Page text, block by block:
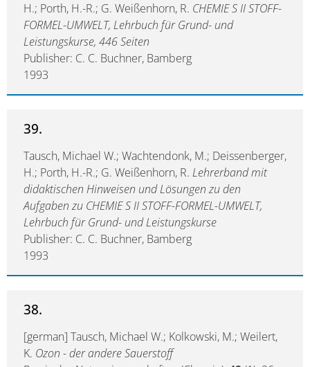
H.; Porth, H.-R.; G. Weißenhorn, R. CHEMIE S II STOFF-
FORMEL-UMWELT, Lehrbuch für Grund- und
Leistungskurse, 446 Seiten
Publisher: C. C. Buchner, Bamberg
1993
39.
Tausch, Michael W.; Wachtendonk, M.; Deissenberger,
H.; Porth, H.-R.; G. Weißenhorn, R. Lehrerband mit
didaktischen Hinweisen und Lösungen zu den
Aufgaben zu CHEMIE S II STOFF-FORMEL-UMWELT,
Lehrbuch für Grund- und Leistungskurse
Publisher: C. C. Buchner, Bamberg
1993
38.
[german] Tausch, Michael W.; Kolkowski, M.; Weilert,
K. Ozon - der andere Sauerstoff